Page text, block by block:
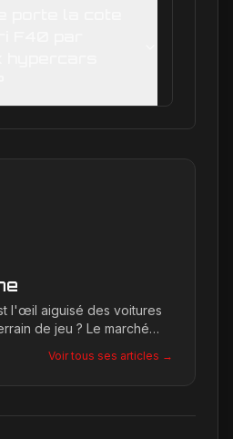
l'œil aiguisé des voitures
de jeu ? Le marché
les dernières
chez Ferrari, sa marque
Voir tous ses articles →